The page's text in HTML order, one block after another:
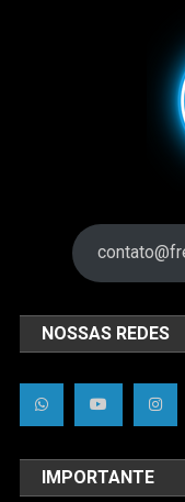
NOSSAS REDES
IMPORTANTE